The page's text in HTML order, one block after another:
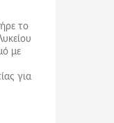
το
με
για